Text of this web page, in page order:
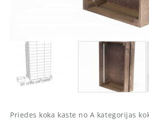
Priedes koka kaste no A kategorijas